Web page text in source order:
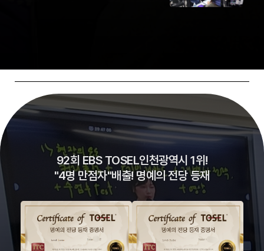
92회 EBS TOSEL인천광역시 1위!
"4명 만점자"배출! 명예의 전당 등재